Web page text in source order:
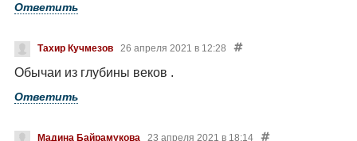
Ответить
Тахир Кучмезов 26 апреля 2021 в 12:28
Обычаи из глубины веков .
Ответить
Мадина Байрамукова 23 апреля 2021 в 18:14